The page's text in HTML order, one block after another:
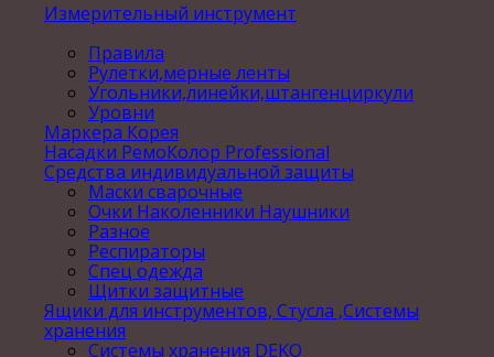
Измерительный инструмент
Правила
Рулетки,мерные ленты
Угольники,линейки,штангенциркули
Уровни
Маркера Корея
Насадки РемоКолор Professional
Средства индивидуальной защиты
Маски сварочные
Очки Наколенники Наушники
Разное
Респираторы
Спец одежда
Щитки защитные
Ящики для инструментов, Стусла ,Системы
хранения
Системы хранения DEKO